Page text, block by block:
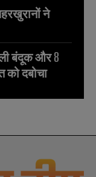
ने
बंदूक और 8
को दबोचा